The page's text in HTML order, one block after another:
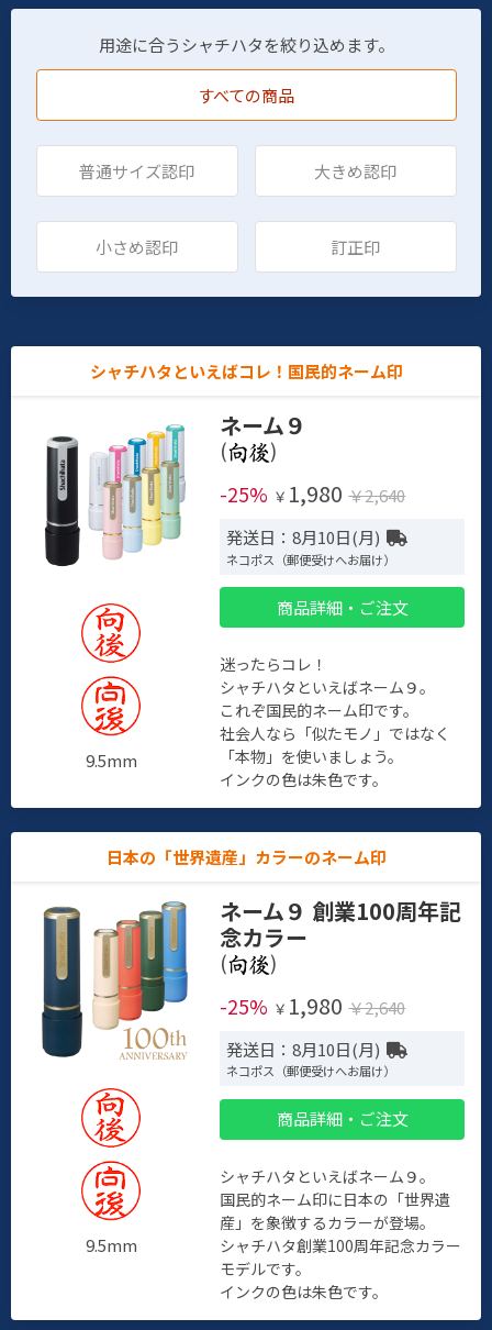
用途に合うシャチハタを絞り込めます。
すべての商品
普通サイズ認印 大きめ認印
小さめ認印 訂正印
シャチハタといえばコレ！国民的ネーム印
9.5mm
ネーム９
(
)
-25% ￥ 1,980 ￥2,640
発送日：8月10日(月)
ネコポス（郵便受けへお届け）
商品詳細・ご注文
迷ったらコレ！
シャチハタといえばネーム９。
これぞ国民的ネーム印です。
社会人なら「似たモノ」ではなく
「本物」を使いましょう。
インクの色は朱色です。
日本の「世界遺産」カラーのネーム印
9.5mm
ネーム９ 創業100周年記
念カラー
(
)
-25% ￥ 1,980 ￥2,640
発送日：8月10日(月)
ネコポス（郵便受けへお届け）
商品詳細・ご注文
シャチハタといえばネーム９。
国民的ネーム印に日本の「世界遺
産」を象徴するカラーが登場。
シャチハタ創業100周年記念カラー
モデルです。
インクの色は朱色です。